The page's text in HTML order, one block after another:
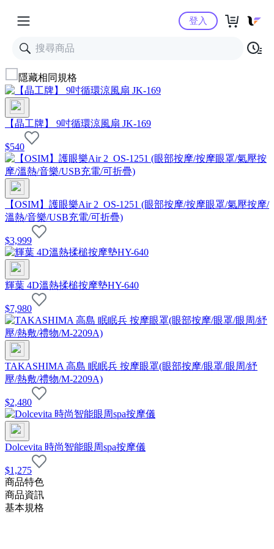
Yahoo購物中心
登入
隱藏相同規格
【晶工牌】 9吋循環涼風扇 JK-169
$540
【OSIM】護眼樂Air 2_OS-1251 (眼部按摩/按摩眼罩/氣壓按摩/
溫熱/音樂/USB充電/可折疊)
$3,999
輝葉 4D溫熱揉槌按摩墊HY-640
$7,980
TAKASHIMA 高島 眠眠兵 按摩眼罩(眼部按摩/眼罩/眼周/紓
壓/熱敷/禮物/M-2209A)
$2,480
Dolcevita 時尚智能眼周spa按摩儀
$1,275
商品特色
商品資訊
基本規格